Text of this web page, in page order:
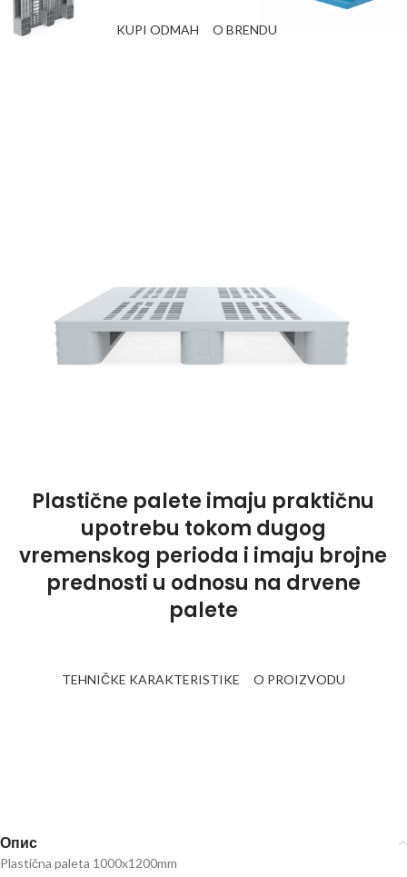
KUPI ODMAH O BRENDU
Plastične palete imaju praktičnu
upotrebu tokom dugog
vremenskog perioda i imaju brojne
prednosti u odnosu na drvene
palete
TEHNIČKE KARAKTERISTIKE O PROIZVODU
Опис
Plastična paleta 1000x1200mm